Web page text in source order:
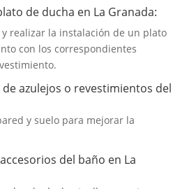
de ducha en La Granada:
realizar la instalación de un plato
con los correspondientes
azulejos o revestimientos del
y suelo para mejorar la
del baño en La